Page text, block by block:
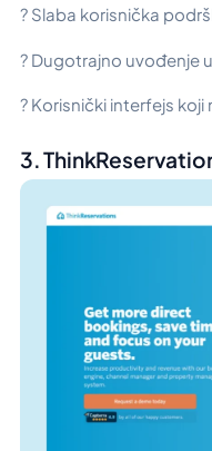
? Slaba korisnička
? Dugotrajno uvođenje
? Korisnički interfejs
3.